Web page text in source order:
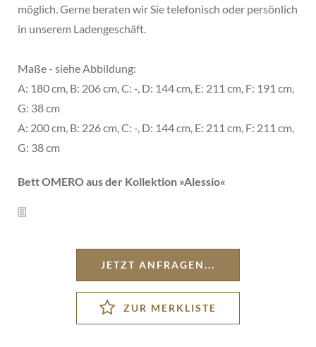
möglich. Gerne beraten wir Sie telefonisch oder persönlich
in unserem Ladengeschäft.
Maße - siehe Abbildung:
A: 180 cm, B: 206 cm, C: -, D: 144 cm, E: 211 cm, F: 191 cm,
G: 38 cm
A: 200 cm, B: 226 cm, C: -, D: 144 cm, E: 211 cm, F: 211 cm,
G: 38 cm
Bett OMERO aus der Kollektion »Alessio«
JETZT ANFRAGEN...